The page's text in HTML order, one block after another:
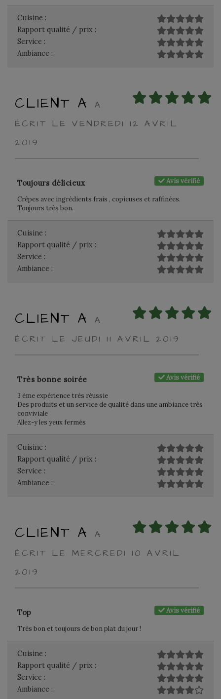
Cuisine :
Rapport qualité / prix :
Service :
Ambiance :
CLIENT A
A
ÉCRIT LE VENDREDI 12 AVRIL
2019
Avis vérifié
Toujours délicieux
Crêpes avec ingrédients frais , copieuses et raffinées.
Toujours très bon.
Cuisine :
Rapport qualité / prix :
Service :
Ambiance :
CLIENT A
A
ÉCRIT LE JEUDI 11 AVRIL 2019
Avis vérifié
Très bonne soirée
3 ème expérience très réussie
Des produits et un service de qualité dans une ambiance très
conviviale
Allez-y les yeux fermés
Cuisine :
Rapport qualité / prix :
Service :
Ambiance :
CLIENT A
A
ÉCRIT LE MERCREDI 10 AVRIL
2019
Avis vérifié
Top
Très bon et toujours de bon plat du jour !
Cuisine :
Rapport qualité / prix :
Service :
Ambiance :